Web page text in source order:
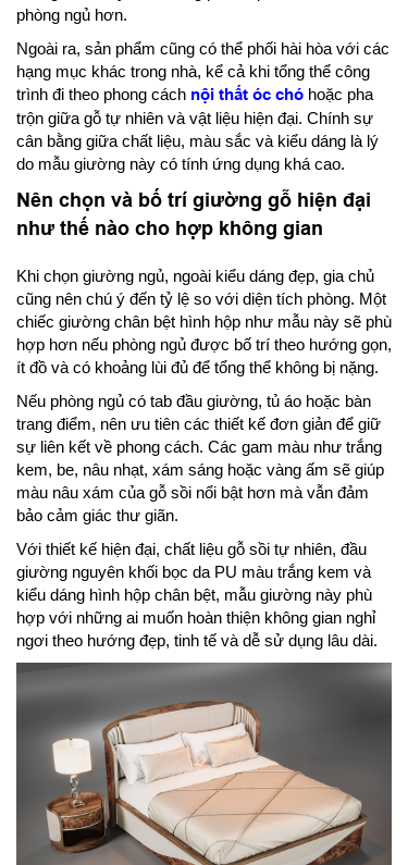
phòng ngủ hơn.
Ngoài ra, sản phẩm cũng có thể phối hài hòa với các
hạng mục khác trong nhà, kể cả khi tổng thể công
trình đi theo phong cách nội thất óc chó hoặc pha
trộn giữa gỗ tự nhiên và vật liệu hiện đại. Chính sự
cân bằng giữa chất liệu, màu sắc và kiểu dáng là lý
do mẫu giường này có tính ứng dụng khá cao.
Nên chọn và bố trí giường gỗ hiện đại
như thế nào cho hợp không gian
Khi chọn giường ngủ, ngoài kiểu dáng đẹp, gia chủ
cũng nên chú ý đến tỷ lệ so với diện tích phòng. Một
chiếc giường chân bệt hình hộp như mẫu này sẽ phù
hợp hơn nếu phòng ngủ được bố trí theo hướng gọn,
ít đồ và có khoảng lùi đủ để tổng thể không bị nặng.
Nếu phòng ngủ có tab đầu giường, tủ áo hoặc bàn
trang điểm, nên ưu tiên các thiết kế đơn giản để giữ
sự liên kết về phong cách. Các gam màu như trắng
kem, be, nâu nhạt, xám sáng hoặc vàng ấm sẽ giúp
màu nâu xám của gỗ sồi nổi bật hơn mà vẫn đảm
bảo cảm giác thư giãn.
Với thiết kế hiện đại, chất liệu gỗ sồi tự nhiên, đầu
giường nguyên khối bọc da PU màu trắng kem và
kiểu dáng hình hộp chân bệt, mẫu giường này phù
hợp với những ai muốn hoàn thiện không gian nghỉ
ngơi theo hướng đẹp, tinh tế và dễ sử dụng lâu dài.